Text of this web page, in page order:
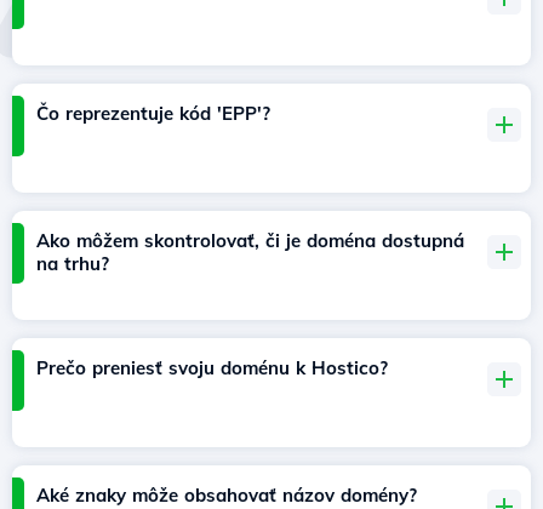
Čo reprezentuje kód 'EPP'?
Ako môžem skontrolovať, či je doména dostupná
na trhu?
Prečo preniesť svoju doménu k Hostico?
Aké znaky môže obsahovať názov domény?